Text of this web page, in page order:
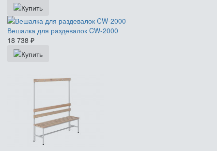
Вешалка для раздевалок CW-2000
18 738 ₽